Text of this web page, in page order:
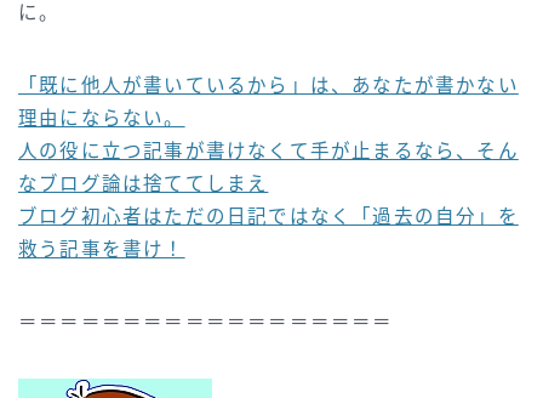
に。
「既に他人が書いているから」は、あなたが書かない
理由にならない。
人の役に立つ記事が書けなくて手が止まるなら、そん
なブログ論は捨ててしまえ
ブログ初心者はただの日記ではなく「過去の自分」を
救う記事を書け！
＝＝＝＝＝＝＝＝＝＝＝＝＝＝＝＝＝＝